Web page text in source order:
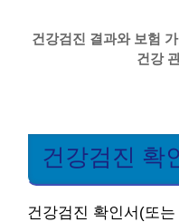
건강검진 결과와 보험
건강
건강검진 확
건강검진 확인서(또